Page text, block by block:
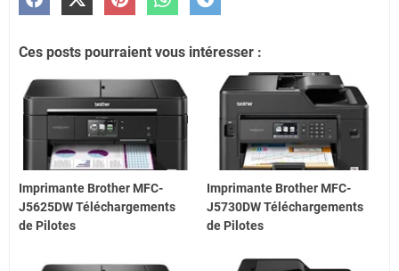
Ces posts pourraient vous intéresser :
Imprimante Brother MFC-
J5625DW Téléchargements
de Pilotes
Imprimante Brother MFC-
J5730DW Téléchargements
de Pilotes